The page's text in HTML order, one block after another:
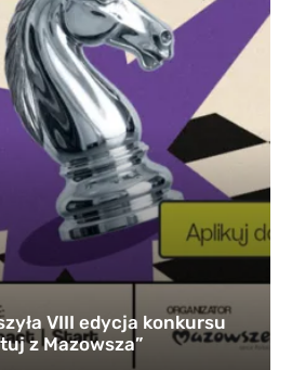
VIII edycja konkursu
z Mazowsza”